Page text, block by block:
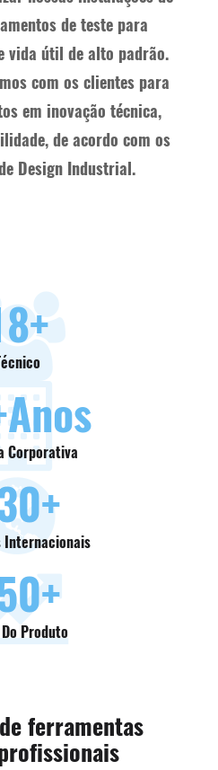
de teste para
vida útil de alto padrão.
com os clientes para
em inovação técnica,
de acordo com os
Design Industrial.
+
Corporativa
+
Internacionais
+
Produto
ferramentas